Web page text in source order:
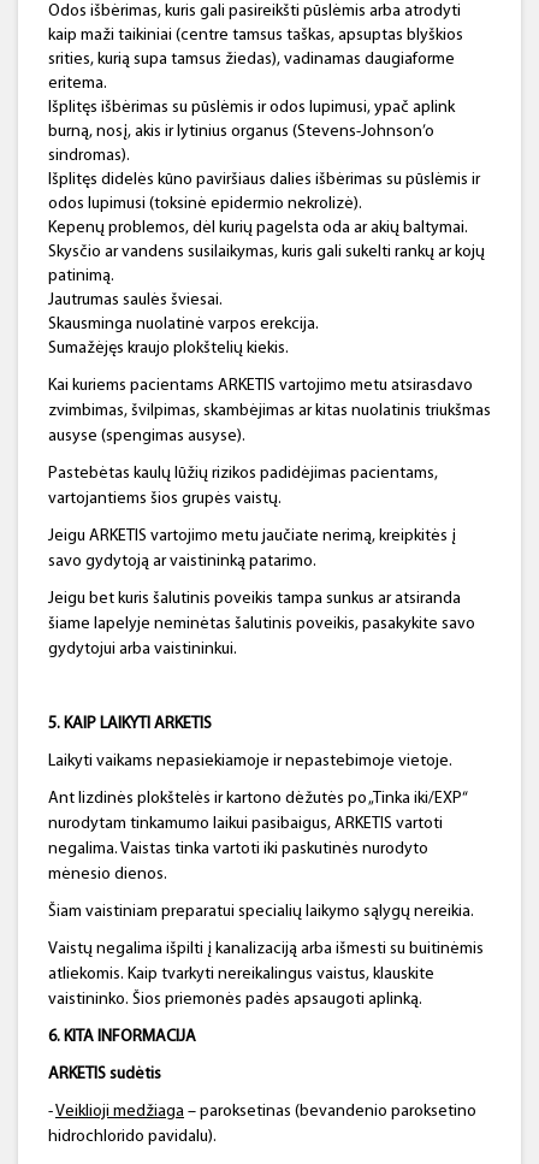
Odos išbėrimas, kuris gali pasireikšti pūslėmis arba atrodyti
kaip maži taikiniai (centre tamsus taškas, apsuptas blyškios
srities, kurią supa tamsus žiedas), vadinamas daugiaforme
eritema.
Išplitęs išbėrimas su pūslėmis ir odos lupimusi, ypač aplink
burną, nosį, akis ir lytinius organus (Stevens-Johnson’o
sindromas).
Išplitęs didelės kūno paviršiaus dalies išbėrimas su pūslėmis ir
odos lupimusi (toksinė epidermio nekrolizė).
Kepenų problemos, dėl kurių pagelsta oda ar akių baltymai.
Skysčio ar vandens susilaikymas, kuris gali sukelti rankų ar kojų
patinimą.
Jautrumas saulės šviesai.
Skausminga nuolatinė varpos erekcija.
Sumažėjęs kraujo plokštelių kiekis.
Kai kuriems pacientams ARKETIS vartojimo metu atsirasdavo
zvimbimas, švilpimas, skambėjimas ar kitas nuolatinis triukšmas
ausyse (spengimas ausyse).
Pastebėtas kaulų lūžių rizikos padidėjimas pacientams,
vartojantiems šios grupės vaistų.
Jeigu ARKETIS vartojimo metu jaučiate nerimą, kreipkitės į
savo gydytoją ar vaistininką patarimo.
Jeigu bet kuris šalutinis poveikis tampa sunkus ar atsiranda
šiame lapelyje neminėtas šalutinis poveikis, pasakykite savo
gydytojui arba vaistininkui.
5. KAIP LAIKYTI ARKETIS
Laikyti vaikams nepasiekiamoje ir nepastebimoje vietoje.
Ant lizdinės plokštelės ir kartono dėžutės po „Tinka iki/EXP“
nurodytam tinkamumo laikui pasibaigus, ARKETIS vartoti
negalima. Vaistas tinka vartoti iki paskutinės nurodyto
mėnesio dienos.
Šiam vaistiniam preparatui specialių laikymo sąlygų nereikia.
Vaistų negalima išpilti į kanalizaciją arba išmesti su buitinėmis
atliekomis. Kaip tvarkyti nereikalingus vaistus, klauskite
vaistininko. Šios priemonės padės apsaugoti aplinką.
6. KITA INFORMACIJA
ARKETIS sudėtis
-Veiklioji medžiaga – paroksetinas (bevandenio paroksetino
hidrochlorido pavidalu).